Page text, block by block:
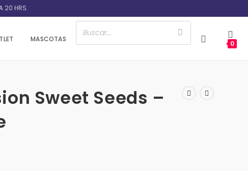
20 HRS.
MASCOTAS
0
Sweet Seeds –